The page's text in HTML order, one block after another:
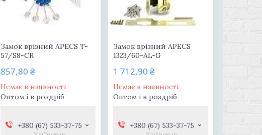
Замок врізний APECS T-
57/S8-CR
857,80 ₴
Немає в наявності
Оптом і в роздріб
+380 (67) 533-37-75
Замок врізний APECS
1323/60-AL-G
1 712,90 ₴
Немає в наявності
Оптом і в роздріб
+380 (67) 533-37-75